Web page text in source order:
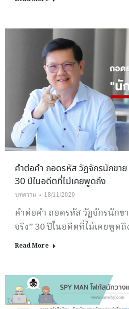
คำต่อคำ ถอดรหัส วัฏจักรนักขาย
30 ปีในอดีตที่ไม่เคยพูดถึง
บทความ 18/11/2020
คำต่อคำ ถอดรหัส วัฏจักรนักข
จริง” 30 ปีในอดีตที่ไม่เคยพูดถึ
Read More